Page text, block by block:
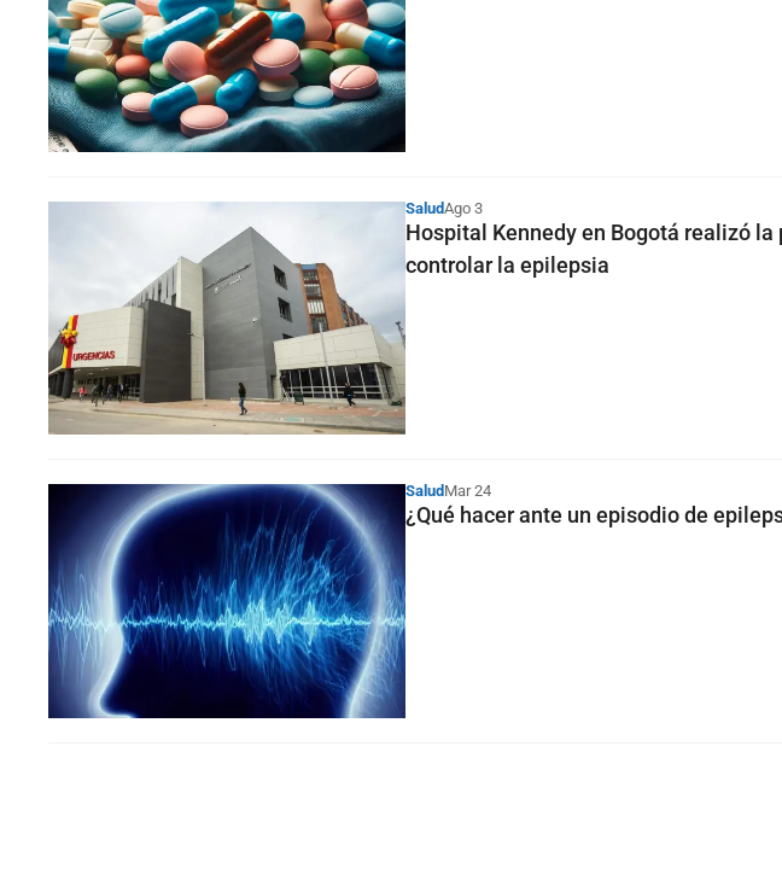
SaludAgo 3
Hospital Kennedy en Bogotá realizó
controlar la epilepsia
Salud Mar 24
¿Qué hacer ante un episodio de